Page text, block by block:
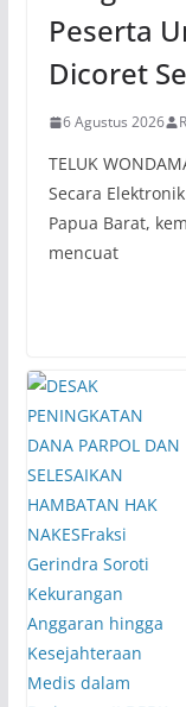
Peserta
Dicoret
6 Agustus 2026
TELUK
Secara
Papua Barat,
mencuat